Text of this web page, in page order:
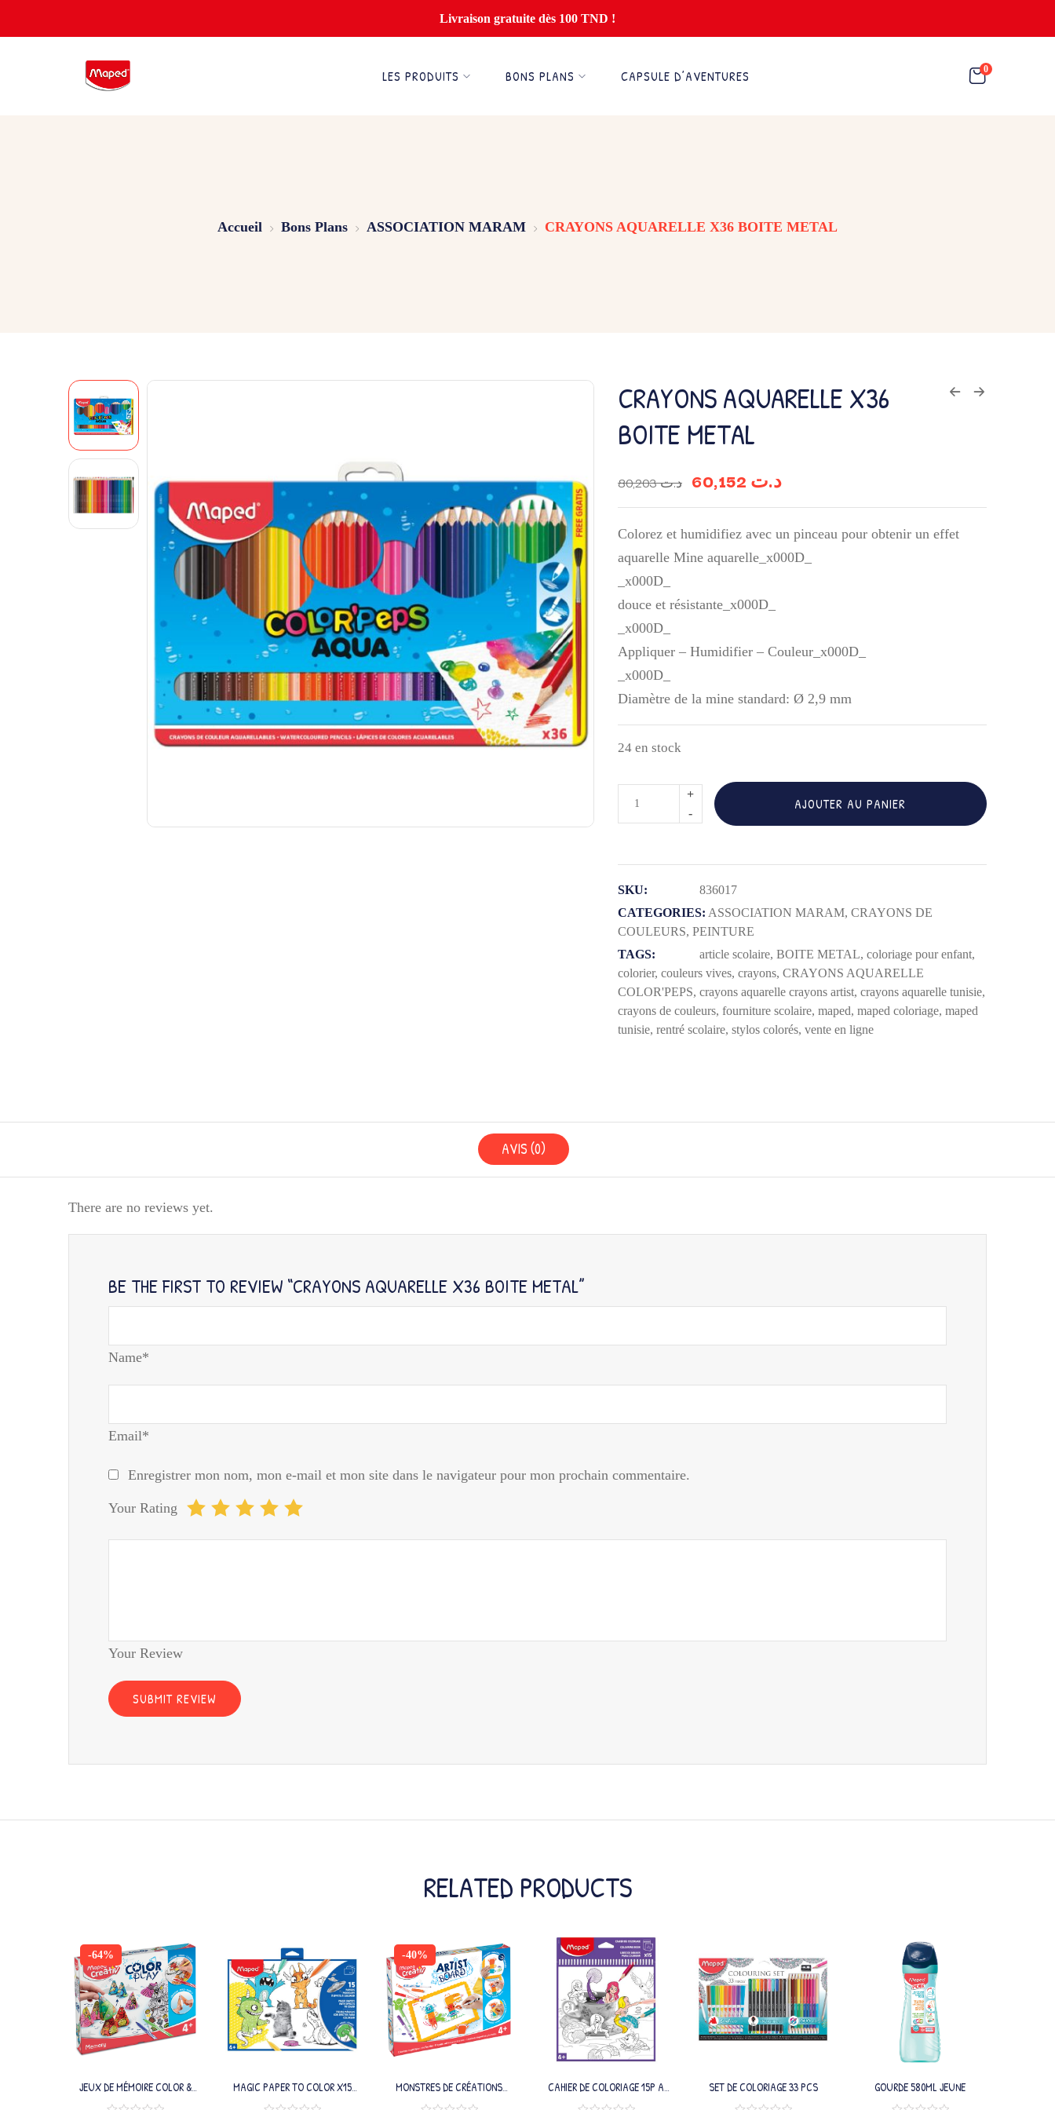
Livraison gratuite dès 100 TND !
LES PRODUITS BONS PLANS CAPSULE D’AVENTURES 0
Accueil Bons Plans ASSOCIATION MARAM CRAYONS AQUARELLE X36 BOITE METAL
CRAYONS AQUARELLE X36
BOITE METAL
د.ت80,203 د.ت
Colorez et humidifiez avec un pinceau pour obtenir un effet
aquarelle Mine aquarelle_x000D_
_x000D_
douce et résistante_x000D_
_x000D_
Appliquer – Humidifier – Couleur_x000D_
_x000D_
Diamètre de la mine standard: Ø 2,9 mm
24 en stock
quantité
de
AQUARELLE
X36
BOITE
METAL
AJOUTER AU PANIER
SKU:
836017
CATEGORIES: ASSOCIATION MARAM, CRAYONS DE
COULEURS, PEINTURE
TAGS:
article scolaire, BOITE METAL, coloriage pour enfant,
colorier, couleurs vives, crayons, CRAYONS AQUARELLE
COLOR'PEPS, crayons aquarelle crayons artist, crayons aquarelle tunisie,
crayons de couleurs, fourniture scolaire, maped, maped coloriage, maped
tunisie, rentré scolaire, stylos colorés, vente en ligne
AVIS (0)
There are no reviews yet.
BE THE FIRST TO REVIEW “CRAYONS AQUARELLE X36 BOITE METAL”
Name*
Email*
Enregistrer mon nom, mon e-mail et mon site dans le navigateur pour mon prochain commentaire.
Your Rating
Your Review
RELATED PRODUCTS
-64%
JEUX DE MÉMOIRE COLOR &
PLAY
MAGIC PAPER TO COLOR X15
MANCHON EN CARTON DE
-40%
MONSTRES DE CRÉATIONS
MAGNÉTIQUES ET EFFAÇABLES
CAHIER DE COLORIAGE 15P A
SPIR
SET DE COLORIAGE 33 PCS GOURDE 580ML JEUNE